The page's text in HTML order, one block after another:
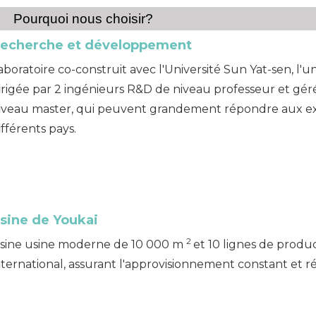
Pourquoi nous choisir?
et développement
co-construit avec l'Université Sun Yat-sen,
par 2 ingénieurs R&D de niveau professeur et
master, qui peuvent grandement répondre aux
pays.
de Youkai
usine moderne de 10 000 m 2 et 10 lignes de
assurant l'approvisionnement constant et